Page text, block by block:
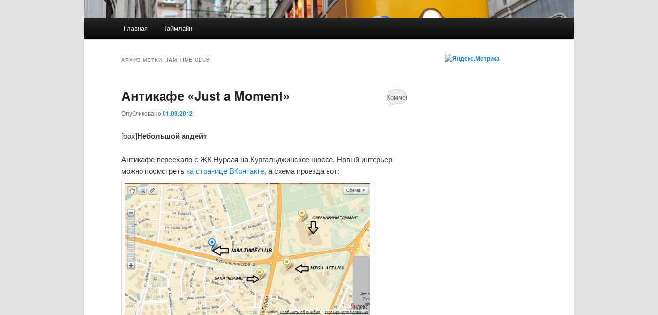
Главная Таймлайн
АРХИВ МЕТКИ: JAM TIME CLUB
Антикафе «Just a Moment»
Опубликовано 01.09.2012
Комментариев:
[box]Небольшой апдейт
Антикафе переехало с ЖК Нурсая на Кургальджинское шоссе. Новый интерьер
можно посмотреть на странице ВКонтакте, а схема проезда вот: